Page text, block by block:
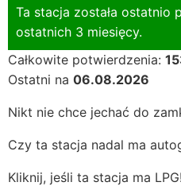
Ta stacja została ostatnio
ostatnich 3 miesięcy.
Całkowite potwierdzenia:
Ostatni na 06.08.2026
Nikt nie chce jechać do
Czy ta stacja nadal ma
Kliknij, jeśli ta stacja ma LPG!